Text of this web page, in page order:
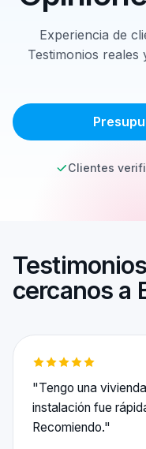
Experiencia de
Testimonios
Clientes
cercanos a
"Tengo una
instalación fue
Recomiendo."